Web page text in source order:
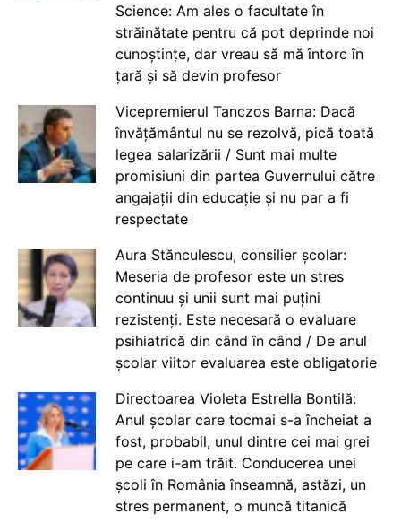
Science: Am ales o facultate în
străinătate pentru că pot deprinde noi
cunoștințe, dar vreau să mă întorc în
țară și să devin profesor
Vicepremierul Tanczos Barna: Dacă
învățământul nu se rezolvă, pică toată
legea salarizării / Sunt mai multe
promisiuni din partea Guvernului către
angajații din educație și nu par a fi
respectate
Aura Stănculescu, consilier școlar:
Meseria de profesor este un stres
continuu și unii sunt mai puțini
rezistenți. Este necesară o evaluare
psihiatrică din când în când / De anul
școlar viitor evaluarea este obligatorie
Directoarea Violeta Estrella Bontilă:
Anul școlar care tocmai s-a încheiat a
fost, probabil, unul dintre cei mai grei
pe care i-am trăit. Conducerea unei
școli în România înseamnă, astăzi, un
stres permanent, o muncă titanică